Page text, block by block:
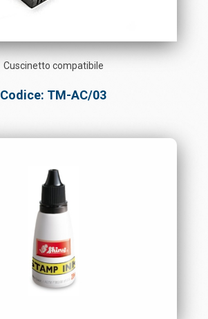
Cuscinetto compatibile
Codice: TM-AC/03